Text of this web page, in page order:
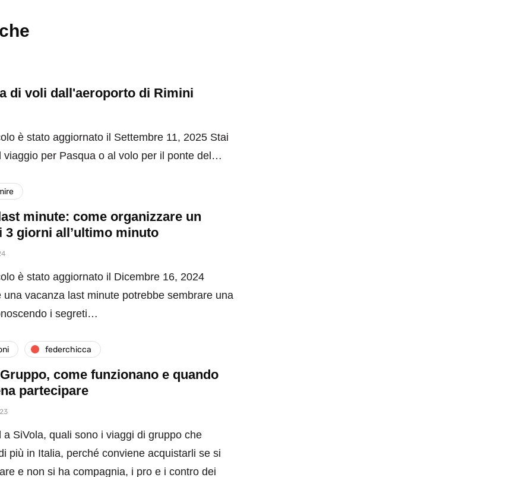
di voli dall'aeroporto di Rimini
è stato aggiornato il Settembre 11, 2025 Stai
viaggio per Pasqua o al volo per il ponte del…
minute: come organizzare un
3 giorni all’ultimo minuto
è stato aggiornato il Dicembre 16, 2024
una vacanza last minute potrebbe sembrare una
i segreti…
federchicca
come funzionano e quando
partecipare
a SiVola, quali sono i viaggi di gruppo che
più in Italia, perché conviene acquistarli se si
e non si ha compagnia, i pro e i contro dei